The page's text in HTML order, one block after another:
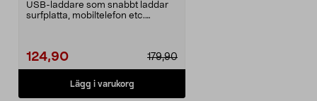
USB-laddare som snabbt laddar
surfplatta, mobiltelefon etc.
179,90
124,90
Lägg i varukorg